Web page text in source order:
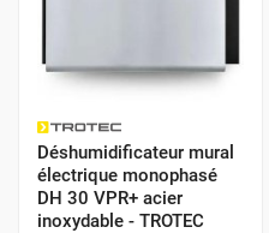
Déshumidificateur mural
électrique monophasé
DH 30 VPR+ acier
inoxydable - TROTEC